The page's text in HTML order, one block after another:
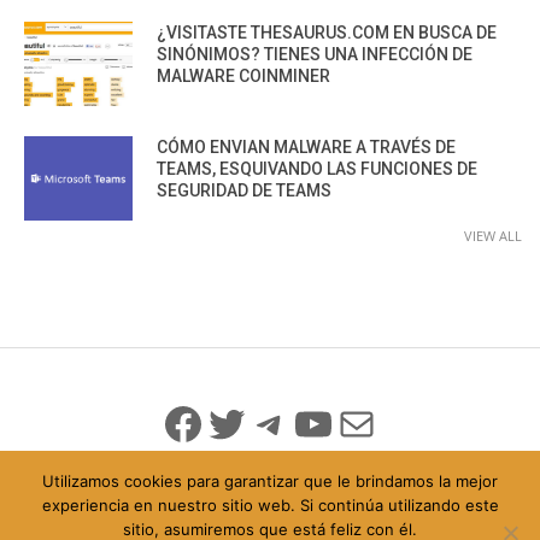
¿VISITASTE THESAURUS.COM EN BUSCA DE
SINÓNIMOS? TIENES UNA INFECCIÓN DE
MALWARE COINMINER
CÓMO ENVIAN MALWARE A TRAVÉS DE
TEAMS, ESQUIVANDO LAS FUNCIONES DE
SEGURIDAD DE TEAMS
VIEW ALL
Facebook
Twitter
Telegram
YouTube
Mail
© 2026 Todo Derechos Reservados
Utilizamos cookies para garantizar que le brindamos la mejor
experiencia en nuestro sitio web. Si continúa utilizando este
sitio, asumiremos que está feliz con él.